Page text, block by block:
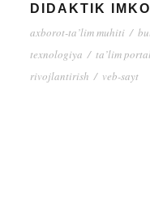
DIDAKTIK
axborot-ta’lim muhiti /
texnologiya / ta’lim
rivojlantirish / veb-sayt